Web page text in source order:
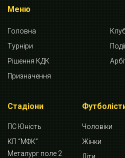
Меню
Головна
Турніри
Події
Рішення КДК
Призначення
Стадіони
ПС Юність
КП “МФК”
Металург поле 2
Чоловіки
Жінки